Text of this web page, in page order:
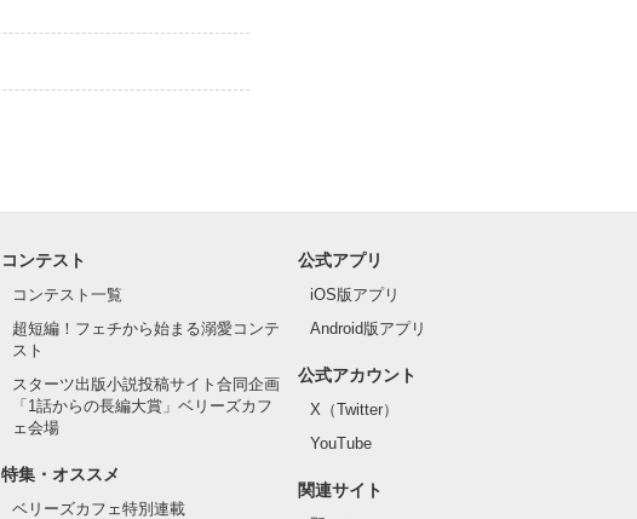
コンテスト
コンテスト一覧
超短編！フェチから始まる溺愛コンテ
スト
スターツ出版小説投稿サイト合同企画
「1話からの長編大賞」ベリーズカフ
ェ会場
特集・オススメ
ベリーズカフェ特別連載
公式アプリ
iOS版アプリ
Android版アプリ
公式アカウント
X（Twitter）
YouTube
関連サイト